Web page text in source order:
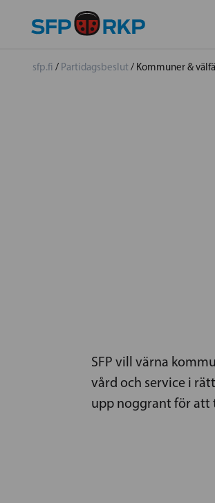
sfp.fi / Partidagsbeslut/ Kommuner &
SFP vill värna
vård och service i
upp noggrant för att